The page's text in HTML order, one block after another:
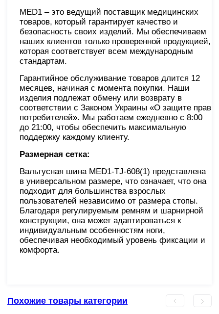
MED1 – это ведущий поставщик медицинских
товаров, который гарантирует качество и
безопасность своих изделий. Мы обеспечиваем
наших клиентов только проверенной продукцией,
которая соответствует всем международным
стандартам.
Гарантийное обслуживание товаров длится 12
месяцев, начиная с момента покупки. Наши
изделия подлежат обмену или возврату в
соответствии с Законом Украины «О защите прав
потребителей». Мы работаем ежедневно с 8:00
до 21:00, чтобы обеспечить максимальную
поддержку каждому клиенту.
Размерная сетка:
Вальгусная шина MED1-TJ-608(1) представлена
в универсальном размере, что означает, что она
подходит для большинства взрослых
пользователей независимо от размера стопы.
Благодаря регулируемым ремням и шарнирной
конструкции, она может адаптироваться к
индивидуальным особенностям ноги,
обеспечивая необходимый уровень фиксации и
комфорта.
Похожие товары категории